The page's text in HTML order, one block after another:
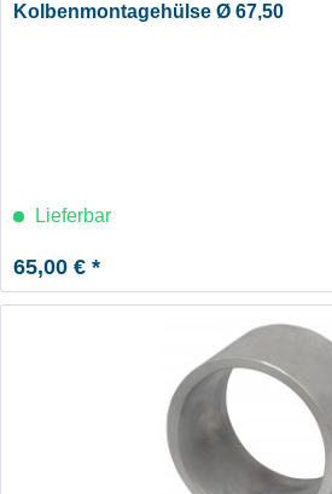
Kolbenmontagehülse Ø 67,50
Lieferbar
65,00 € *